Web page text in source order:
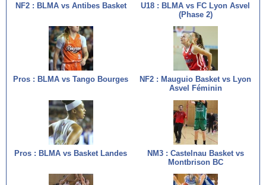
NF2 : BLMA vs Antibes Basket
U18 : BLMA vs FC Lyon Asvel
(Phase 2)
Pros : BLMA vs Tango Bourges
NF2 : Mauguio Basket vs Lyon
Asvel Féminin
Pros : BLMA vs Basket Landes
NM3 : Castelnau Basket vs
Montbrison BC